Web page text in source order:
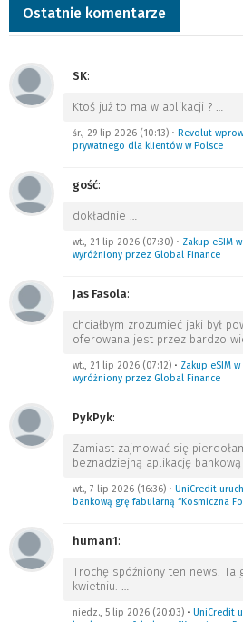
Ostatnie komentarze
SK:
Ktoś już to ma w aplikacji ? …
śr., 29 lip 2026 (10:13) • Revolut
prywatnego dla klientów w Polsce
gość:
dokładnie …
wt., 21 lip 2026 (07:30) • Zakup eSIM
wyróżniony przez Global Finance
Jas Fasola:
chciałbym zrozumieć jaki był
oferowana jest przez bardzo
wt., 21 lip 2026 (07:12) • Zakup eSIM
wyróżniony przez Global Finance
PykPyk:
Zamiast zajmować się
beznadziejną aplikację
wt., 7 lip 2026 (16:36) • UniCredit
bankową grę fabularną “Kosmiczna
human1:
Trochę spóźniony ten news. Ta
kwietniu. …
niedz., 5 lip 2026 (20:03) • UniCredit